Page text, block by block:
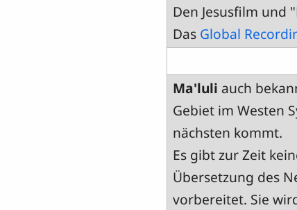
Den Jesusfilm und
Das Global
Ma'luli auch
Gebiet im Westen
nächsten kommt.
Es gibt zur Zeit
Übersetzung des
vorbereitet. Sie